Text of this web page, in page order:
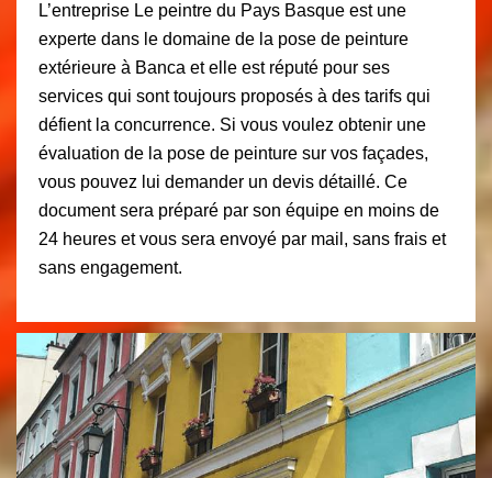
L’entreprise Le peintre du Pays Basque est une
experte dans le domaine de la pose de peinture
extérieure à Banca et elle est réputé pour ses
services qui sont toujours proposés à des tarifs qui
défient la concurrence. Si vous voulez obtenir une
évaluation de la pose de peinture sur vos façades,
vous pouvez lui demander un devis détaillé. Ce
document sera préparé par son équipe en moins de
24 heures et vous sera envoyé par mail, sans frais et
sans engagement.